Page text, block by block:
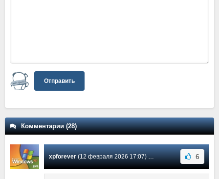
Отправить
Комментарии (28)
xpforever(12 февраля 2026 17:07) Сообщение #26 6